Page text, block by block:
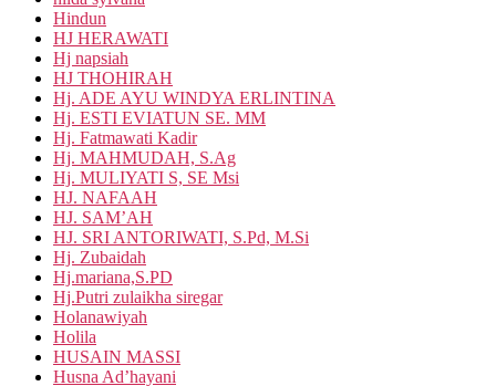
Hindun
HJ HERAWATI
Hj napsiah
HJ THOHIRAH
Hj. ADE AYU WINDYA ERLINTINA
Hj. ESTI EVIATUN SE. MM
Hj. Fatmawati Kadir
Hj. MAHMUDAH, S.Ag
Hj. MULIYATI S, SE Msi
HJ. NAFAAH
HJ. SAM’AH
HJ. SRI ANTORIWATI, S.Pd, M.Si
Hj. Zubaidah
Hj.mariana,S.PD
Hj.Putri zulaikha siregar
Holanawiyah
Holila
HUSAIN MASSI
Husna Ad’hayani